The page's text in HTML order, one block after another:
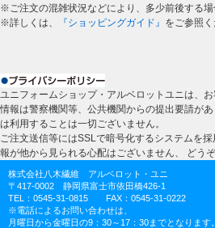
※ご注文の混雑状況などにより、多少前後する
※詳しくは、
『ショッピングガイド』 をご参照く
ユニフォームショップ・アルベロットユニは、
情報は警察機関等、公共機関からの提出要請が
は利用することは一切ございません。
ご注文送信等にはSSLで暗号化するシステムを
報が他から見られる心配はございません、 どう
株式会社八木繊維 アルベロット・ユニ
〒417-0002 静岡県富士市依田橋426-1
TEL：0545-31-0815 FAX：0545-31-0222
※電話によるお問い合わせは、
月曜日から金曜日の9：30～17：30までとなります。